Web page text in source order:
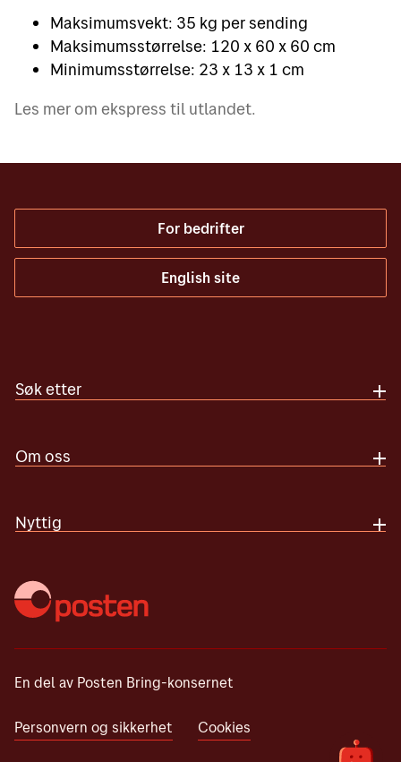
Maksimumsvekt: 35 kg per sending
Maksimumsstørrelse: 120 x 60 x 60 cm
Minimumsstørrelse: 23 x 13 x 1 cm
Les mer om ekspress til utlandet.
For bedrifter
English site
Søk etter
Om oss
Nyttig
En del av Posten Bring-konsernet
Personvern og sikkerhet Cookies